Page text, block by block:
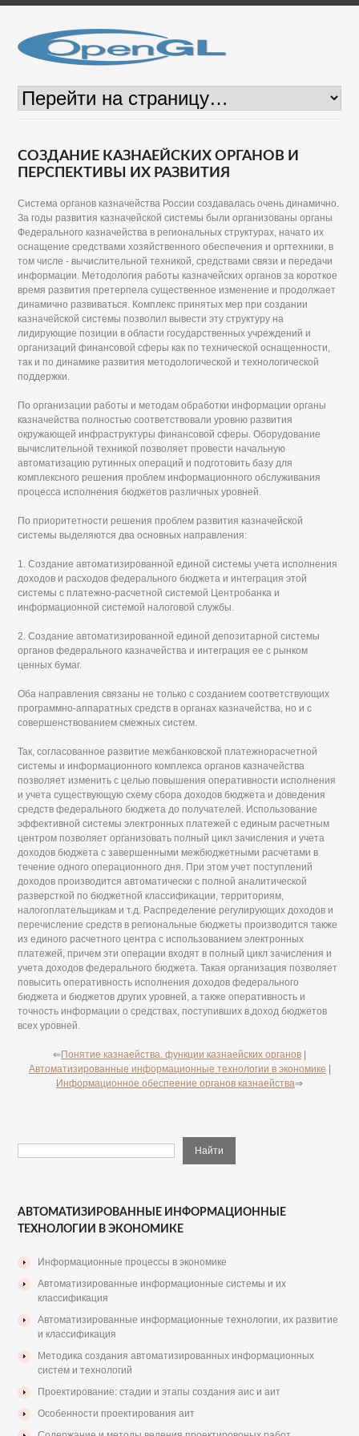
СОЗДАНИЕ КАЗНАЕЙСКИХ ОРГАНОВ И
ПЕРСПЕКТИВЫ ИХ РАЗВИТИЯ
Система органов казначейства России создавалась очень динамично.
За годы развития казначейской системы были организованы органы
Федерального казначейства в региональных структурах, начато их
оснащение средствами хозяйственного обеспечения и оргтехники, в
том числе - вычислительной техникой, средствами связи и передачи
информации. Методология работы казначейских органов за короткое
время развития претерпела существенное изменение и продолжает
динамично развиваться. Комплекс принятых мер при создании
казначейской системы позволил вывести эту структуру на
лидирующие позиции в области государственных учреждений и
организаций финансовой сферы как по технической оснащенности,
так и по динамике развития методологической и технологической
поддержки.
По организации работы и методам обработки информации органы
казначейства полностью соответствовали уровню развития
окружающей инфраструктуры финансовой сферы. Оборудование
вычислительной техникой позволяет провести начальную
автоматизацию рутинных операций и подготовить базу для
комплексного решения проблем информационного обслуживания
процесса исполнения бюджетов различных уровней.
По приоритетности решения проблем развития казначейской
системы выделяются два основных направления:
1. Создание автоматизированной единой системы учета исполнения
доходов и расходов федерального бюджета и интеграция этой
системы с платежно-расчетной системой Центробанка и
информационной системой налоговой службы.
2. Создание автоматизированной единой депозитарной системы
органов федерального казначейства и интеграция ее с рынком
ценных бумаг.
Оба направления связаны не только с созданием соответствующих
программно-аппаратных средств в органах казначейства, но и с
совершенствованием смежных систем.
Так, согласованное развитие межбанковской платежнорасчетной
системы и информационного комплекса органов казначейства
позволяет изменить с целью повышения оперативности исполнения
и учета существующую схему сбора доходов бюджета и доведения
средств федерального бюджета до получателей. Использование
эффективной системы электронных платежей с единым расчетным
центром позволяет организовать полный цикл зачисления и учета
доходов бюджета с завершенными межбюджетными расчетами в
течение одного операционного дня. При этом учет поступлений
доходов производится автоматически с полной аналитической
разверсткой по бюджетной классификации, территориям,
налогоплательщикам и т.д. Распределение регулирующих доходов и
перечисление средств в региональные бюджеты производится также
из единого расчетного центра с использованием электронных
платежей, причем эти операции входят в полный цикл зачисления и
учета доходов федерального бюджета. Такая организация позволяет
повысить оперативность исполнения доходов федерального
бюджета и бюджетов других уровней, а также оперативность и
точность информации о средствах, поступивших в,доход бюджетов
всех уровней.
⇐Понятие казнаейства. функции казнаейских органов
Автоматизированные информационные технологии в экономике
Информационное обеспеение органов казнаейства⇒
АВТОМАТИЗИРОВАННЫЕ ИНФОРМАЦИОННЫЕ
ТЕХНОЛОГИИ В ЭКОНОМИКЕ
Информационные процессы в экономике
Автоматизированные информационные системы и их
классификация
Автоматизированные информационные технологии, их развитие
и классификация
Методика создания автоматизированных информационных
систем и технологий
Проектирование: стадии и этапы создания аис и аит
Особенности проектирования аит